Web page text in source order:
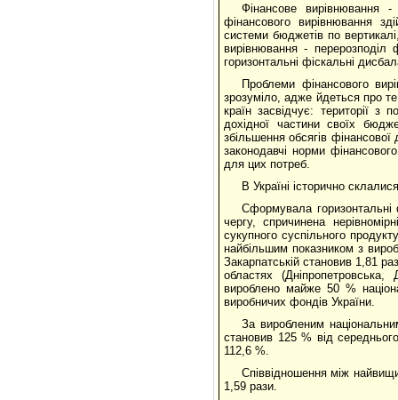
Фінансове вирівнювання
фінансового вирівнювання
системи бюджетів по
вирівнювання - перерозподіл
горизонтальні фіскальні
Проблеми фінансового
зрозуміло, адже йдеться про
країн засвідчує: території
дохідної частини своїх
збільшення обсягів
законодавчі норми
для цих потреб.
В Україні історично
Сформувала горизонтальні
чергу, спричинена
сукупного суспільного
найбільшим показником з
Закарпатській становив 1,81
областях
вироблено майже 50 %
виробничих фондів України.
За виробленим
становив 125 % від
112,6 %.
Співвідношення між
1,59 рази.